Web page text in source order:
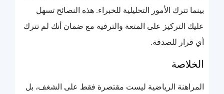
بينما تترك الأمور التحليلية للخبراء. هذه النصائح تسهل
عليك التركيز على المتعة والترفيه مع ضمان أنك لم تترك
أي قرار للصدفة.
الخلاصة
المراهنة الرياضية ليست مقتصرة فقط على الشغف، بل